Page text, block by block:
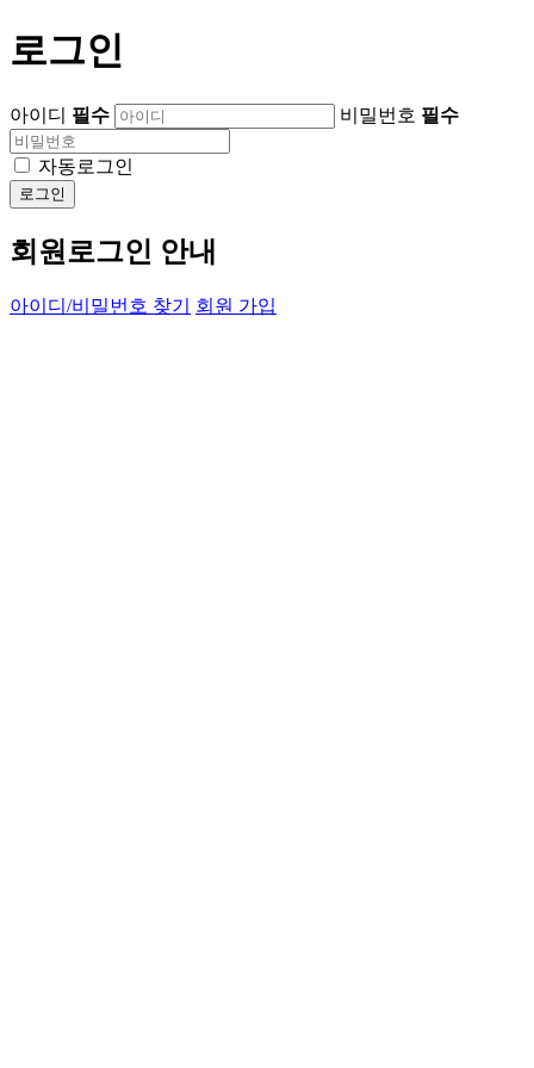
로그인
아이디 필수 비밀번호 필수
자동로그인
로그인
회원로그인 안내
아이디/비밀번호 찾기 회원 가입